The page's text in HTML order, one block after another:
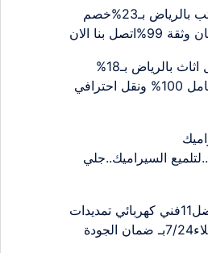
شركة تنظيف مكاتب بالرياض بـ23%خصم
بنا الان
شركة تنظيف ونقل اثاث بالرياض بـ18%
لخدمات تنظيف شامل 100% ونقل احترافي
السيراميك..جلي
تأسيس كهرباء..افضل11فني كهربائي تمديدات